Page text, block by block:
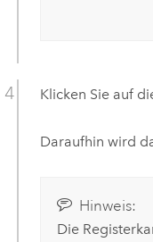
Klicken Sie auf
Daraufhin wird
Hinweis:
Die